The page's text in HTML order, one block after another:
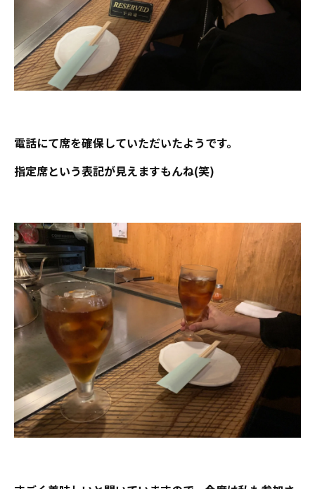
電話にて席を確保していただいたようです。
指定席という表記が見えますもんね(笑)